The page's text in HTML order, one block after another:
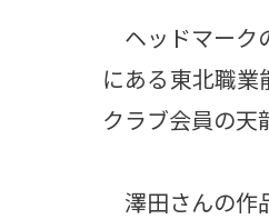
ヘッドマーク
にある東北職
クラブ会員の天
澤田さんの作